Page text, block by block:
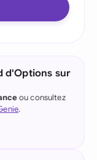
d'Options sur
ou consultez
.